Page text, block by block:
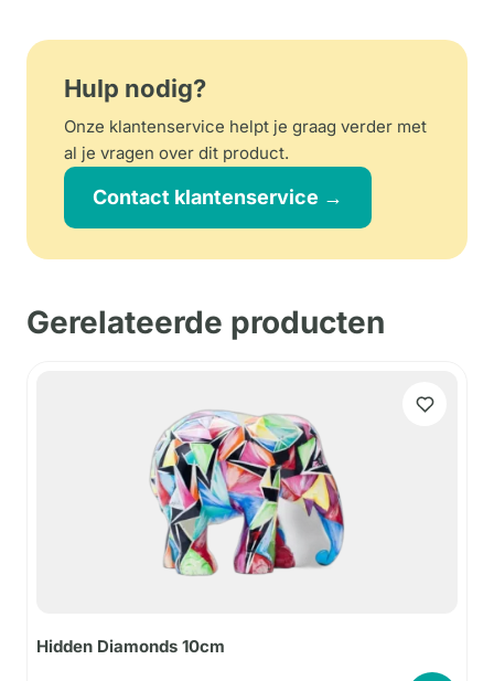
Hulp nodig?
Onze klantenservice helpt je graag verder met
al je vragen over dit product.
Contact klantenservice →
Gerelateerde producten
Hidden Diamonds 10cm